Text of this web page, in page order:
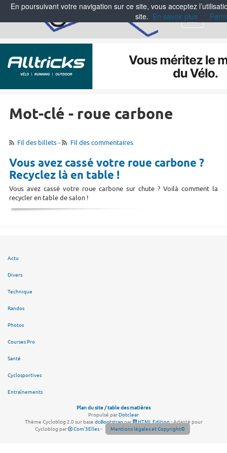
Menu
Mot-clé - roue carbone
Fil des billets- Fil des commentaires
Vous avez cassé votre roue carbone ?
Recyclez là en table !
Vous avez cassé votre roue carbone sur chute ? Voilà comment la
recycler en table de salon !
Actu
Divers
Technique
Randos
Photos
Courses Pro
Santé
Cyclosportives
Entraînements
Plan du site / table des matières
Propulsé parDotclear
Thème Cycloblog 2.0 sur base dcBootstrappar HTML Edition- Adapté pour
Cycloblog par
Com'3Elles- Mentions légales et Copyright©
En poursuivant votre navigation sur ce site, vous acceptez
site. En savoir plus